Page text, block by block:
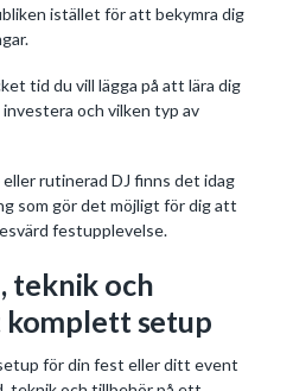
istället för att bekymra dig
tid du vill lägga på att lära dig
och vilken typ av
rutinerad DJ finns det idag
som gör det möjligt för dig att
festupplevelse.
teknik och
setup
för din fest eller ditt event